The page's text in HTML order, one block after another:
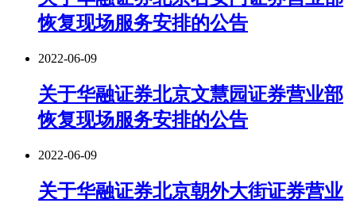
恢复现场服务安排的公告
2022-06-09
关于华融证券北京文慧园证券营业部
恢复现场服务安排的公告
2022-06-09
关于华融证券北京朝外大街证券营业